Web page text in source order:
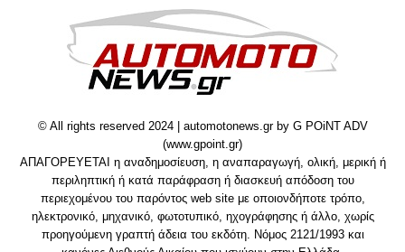
© All rights reserved 2024 | automotonews.gr by G POiNT ADV
(www.gpoint.gr)
ΑΠΑΓΟΡΕΥΕΤΑΙ η αναδημοσίευση, η αναπαραγωγή, ολική, μερική ή
περιληπτική ή κατά παράφραση ή διασκευή απόδοση του
περιεχομένου του παρόντος web site με οποιονδήποτε τρόπο,
ηλεκτρονικό, μηχανικό, φωτοτυπικό, ηχογράφησης ή άλλο, χωρίς
προηγούμενη γραπτή άδεια του εκδότη. Νόμος 2121/1993 και